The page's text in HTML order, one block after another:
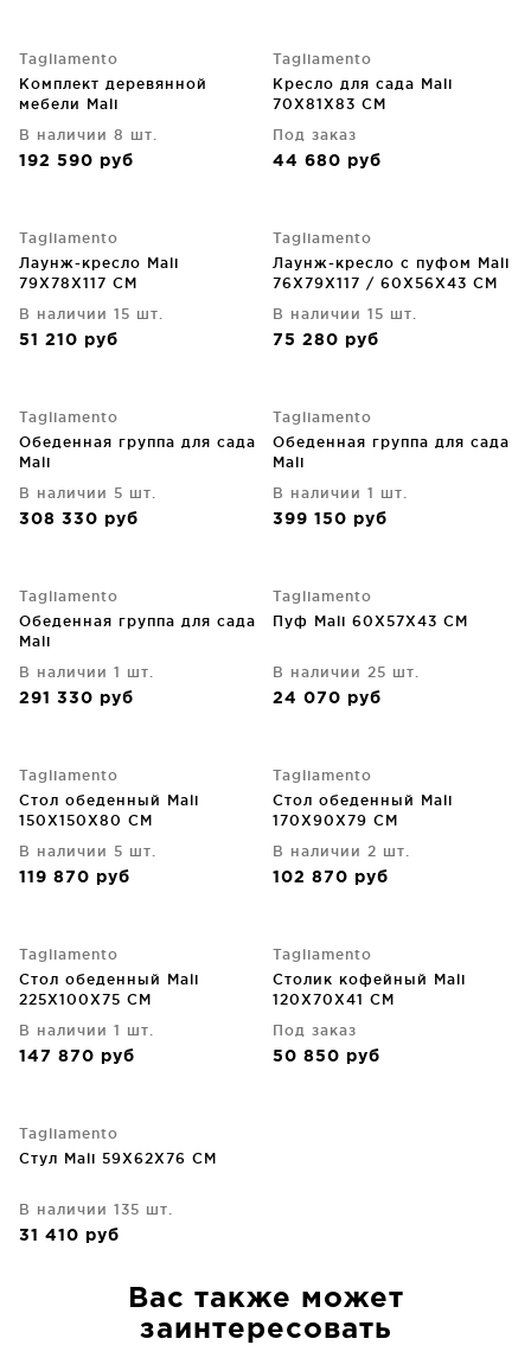
Tagliamento
Комплект деревянной
мебели Mali
В наличии 8 шт.
192 590 руб
Tagliamento
Кресло для сада Mali
70X81X83 CM
Под заказ
44 680 руб
Tagliamento
Лаунж-кресло Mali
79X78X117 CM
В наличии 15 шт.
51 210 руб
Tagliamento
Лаунж-кресло с пуфом Mali
76X79X117 / 60X56X43 CM
В наличии 15 шт.
75 280 руб
Tagliamento
Обеденная группа для сада
Mali
В наличии 5 шт.
308 330 руб
Tagliamento
Обеденная группа для сада
Mali
В наличии 1 шт.
399 150 руб
Tagliamento
Обеденная группа для сада
Mali
В наличии 1 шт.
291 330 руб
Tagliamento
Пуф Mali 60X57X43 CM
В наличии 25 шт.
24 070 руб
Tagliamento
Стол обеденный Mali
150X150X80 CM
В наличии 5 шт.
119 870 руб
Tagliamento
Стол обеденный Mali
170X90X79 CM
В наличии 2 шт.
102 870 руб
Tagliamento
Стол обеденный Mali
225X100X75 CM
В наличии 1 шт.
147 870 руб
Tagliamento
Столик кофейный Mali
120X70X41 CM
Под заказ
50 850 руб
Tagliamento
Стул Mali 59X62X76 CM
В наличии 135 шт.
31 410 руб
Вас также может
заинтересовать